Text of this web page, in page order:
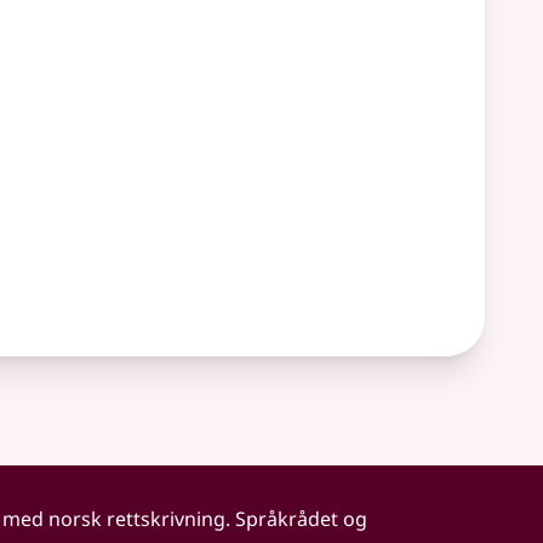
norsk rettskrivning. Språkrådet og